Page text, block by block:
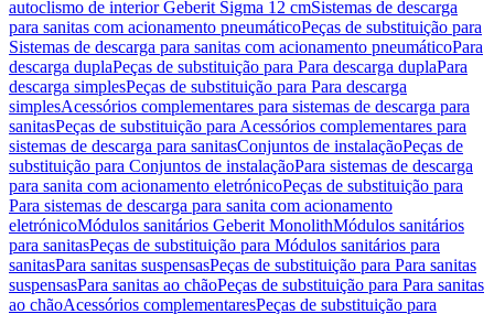
autoclismo de interior Geberit Sigma 12 cmSistemas de descarga
para sanitas com acionamento pneumáticoPeças de substituição para
Sistemas de descarga para sanitas com acionamento pneumáticoPara
descarga duplaPeças de substituição para Para descarga duplaPara
descarga simplesPeças de substituição para Para descarga
simplesAcessórios complementares para sistemas de descarga para
sanitasPeças de substituição para Acessórios complementares para
sistemas de descarga para sanitasConjuntos de instalaçãoPeças de
substituição para Conjuntos de instalaçãoPara sistemas de descarga
para sanita com acionamento eletrónicoPeças de substituição para
Para sistemas de descarga para sanita com acionamento
eletrónicoMódulos sanitários Geberit MonolithMódulos sanitários
para sanitasPeças de substituição para Módulos sanitários para
sanitasPara sanitas suspensasPeças de substituição para Para sanitas
suspensasPara sanitas ao chãoPeças de substituição para Para sanitas
ao chãoAcessórios complementaresPeças de substituição para